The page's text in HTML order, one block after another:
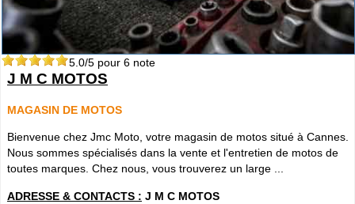
5.0/5 pour 6 note
J M C MOTOS
MAGASIN DE MOTOS
Bienvenue chez Jmc Moto, votre magasin de motos situé à Cannes.
Nous sommes spécialisés dans la vente et l'entretien de motos de
toutes marques. Chez nous, vous trouverez un large ...
ADRESSE & CONTACTS : J M C MOTOS